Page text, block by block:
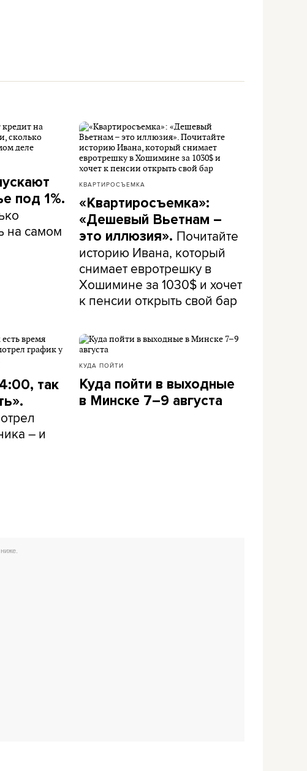
под 1%.
на самом
КВАРТИРОСЪЕМКА
«Квартиросъемка»:
«Дешевый Вьетнам –
это иллюзия». Почитайте
историю Ивана, который
снимает евротрешку в
Хошимине за 1030$ и хочет
к пенсии открыть свой бар
так
– и
КУДА ПОЙТИ
Куда пойти в выходные
в Минске 7–9 августа